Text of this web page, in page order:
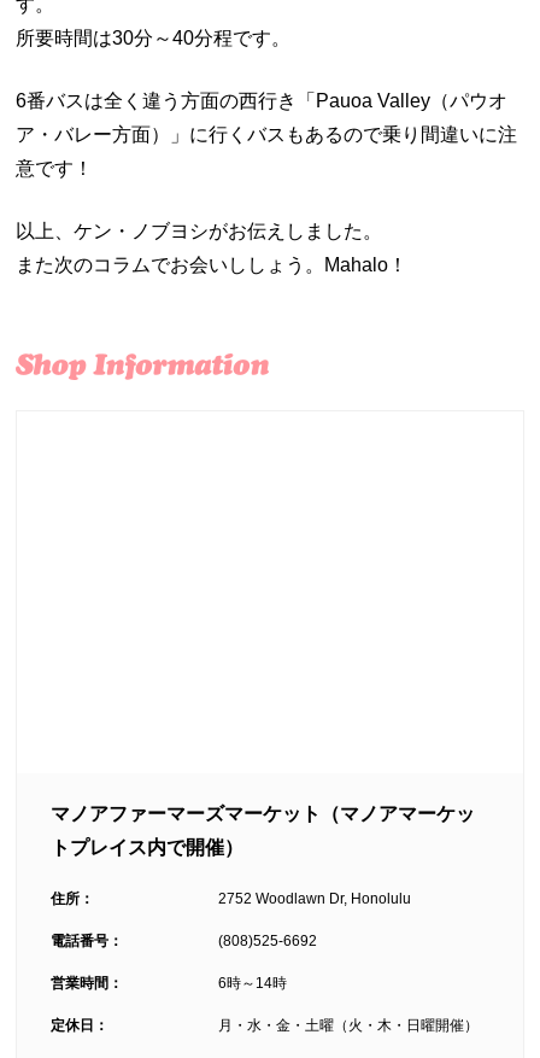
す。
所要時間は30分～40分程です。
6番バスは全く違う方面の西行き「Pauoa Valley（パウオ
ア・バレー方面）」に行くバスもあるので乗り間違いに注
意です！
以上、ケン・ノブヨシがお伝えしました。
また次のコラムでお会いししょう。Mahalo！
マノアファーマーズマーケット（マノアマーケッ
トプレイス内で開催）
住所： 2752 Woodlawn Dr, Honolulu
電話番号： (808)525-6692
営業時間： 6時～14時
定休日： 月・水・金・土曜（火・木・日曜開催）